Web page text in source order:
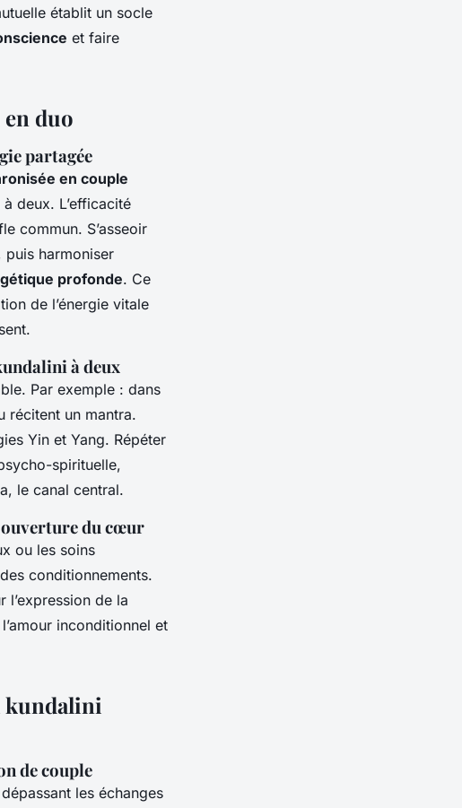
établit un socle
et faire
duo
partagée
en couple
deux. L’efficacité
commun. S’asseoir
puis harmoniser
profonde. Ce
de l’énergie vitale
à deux
Par exemple : dans
récitent un mantra.
Yin et Yang. Répéter
spirituelle,
le canal central.
ouverture du cœur
ou les soins
conditionnements.
l’expression de la
inconditionnel et
kundalini
de couple
les échanges